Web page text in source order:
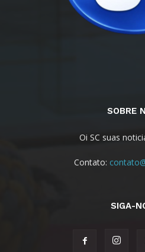
SOBRE
Oi SC suas
Contato:
SIGA-